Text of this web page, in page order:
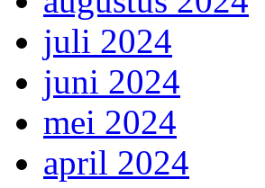
juli 2024
juni 2024
mei 2024
april 2024